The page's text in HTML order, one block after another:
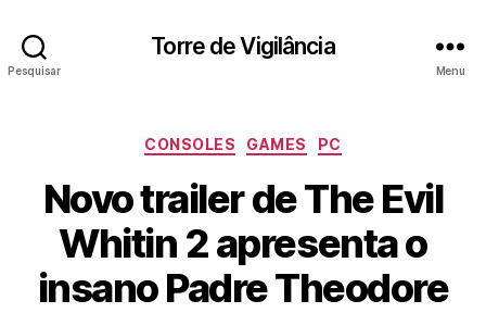
Pesquisar
Torre de Vigilância
Menu
Categorias
CONSOLES GAMES PC
Novo trailer de The Evil
Whitin 2 apresenta o
insano Padre Theodore